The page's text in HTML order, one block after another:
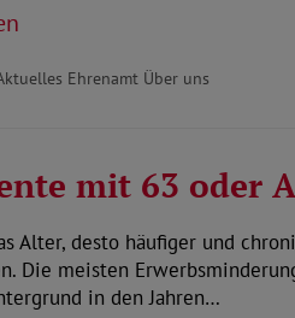
Ehrenamt Über uns
mit 63 oder
Alter, desto häufiger und
Die meisten
in den Jahren…